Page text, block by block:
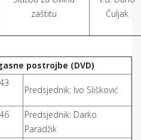
zaštitu
Čuljak
postrojbe (DVD)
Predsjednik: Ivo Slišković
Predsjednik: Darko
Paradžik